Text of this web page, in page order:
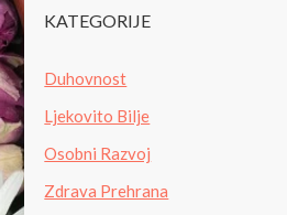
KATEGORIJE
Duhovnost
Ljekovito Bilje
Osobni Razvoj
Zdrava Prehrana